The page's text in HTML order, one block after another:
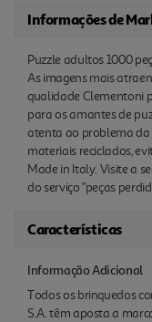
Informações de
Puzzle adultos 1000
As imagens mais
qualidade Clementoni
para os amantes de
atenta ao problema
materiais reciclados,
Made in Italy. Visite a
do serviço "peças
Características
Informação Adicional
Todos os brinquedos
S.A. têm aposta a